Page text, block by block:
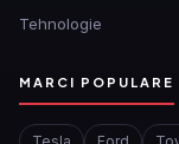
Tehnologie
MARCI POPULARE